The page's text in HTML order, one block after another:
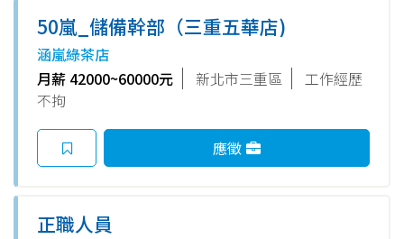
50嵐_儲備幹部（三重五華店)
涵嵐綠茶店
月薪 42000~60000元
新北市三重區
工作經歷
不拘
應徵
正職人員